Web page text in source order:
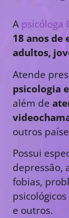
A psicóloga
18 anos de
adultos,
Atende
psicologia
além de
outros
Possui
depressão,
fobias,
e outros.